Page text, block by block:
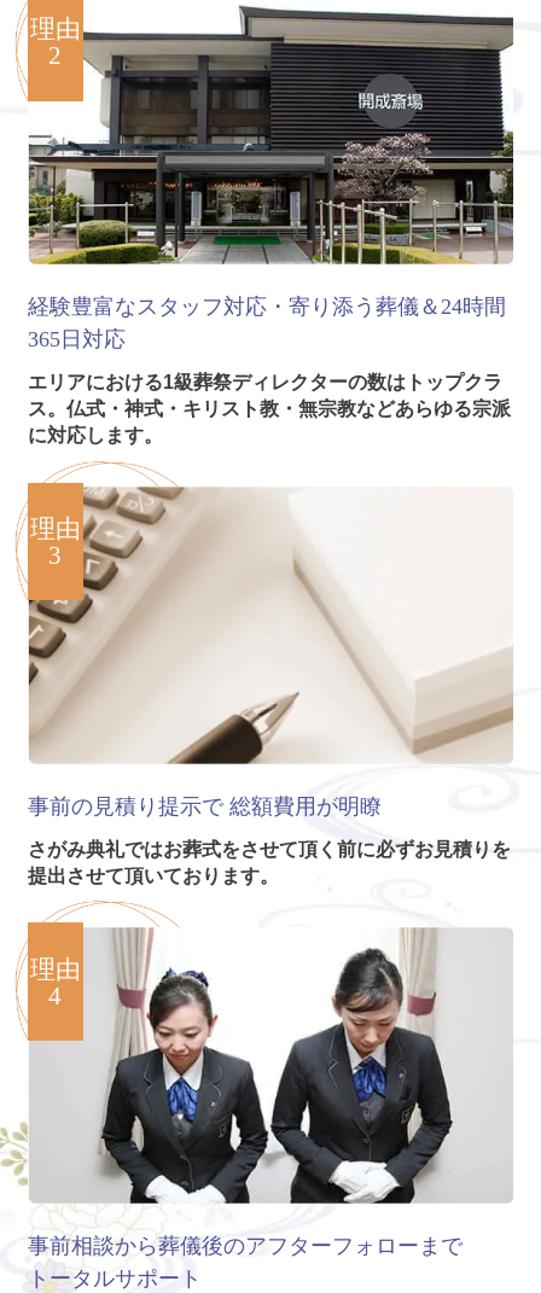
理由
2
経験豊富なスタッフ対応・寄り添う葬儀＆24時間
365日対応
エリアにおける1級葬祭ディレクターの数はトップクラ
ス。仏式・神式・キリスト教・無宗教などあらゆる宗派
に対応します。
理由
3
事前の見積り提示で 総額費用が明瞭
さがみ典礼ではお葬式をさせて頂く前に必ずお見積りを
提出させて頂いております。
理由
4
事前相談から葬儀後のアフターフォローまで
トータルサポート